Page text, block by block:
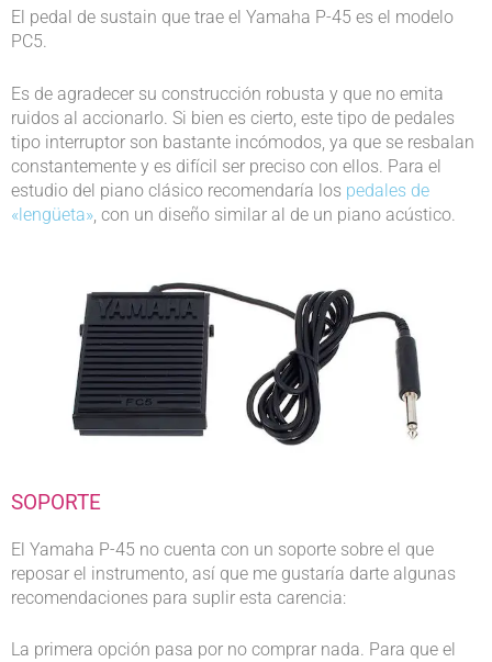
El pedal de sustain que trae el Yamaha P-45 es el modelo
PC5.
Es de agradecer su construcción robusta y que no emita
ruidos al accionarlo. Si bien es cierto, este tipo de pedales
tipo interruptor son bastante incómodos, ya que se resbalan
constantemente y es difícil ser preciso con ellos. Para el
estudio del piano clásico recomendaría los pedales de
«lengüeta» , con un diseño similar al de un piano acústico.
SOPORTE
El Yamaha P-45 no cuenta con un soporte sobre el que
reposar el instrumento, así que me gustaría darte algunas
recomendaciones para suplir esta carencia:
La primera opción pasa por no comprar nada. Para que el